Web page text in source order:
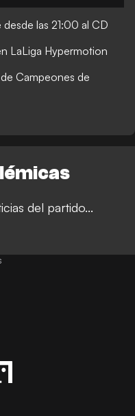
las 21:00 al CD
LaLiga Hypermotion
Campeones de
del partido...